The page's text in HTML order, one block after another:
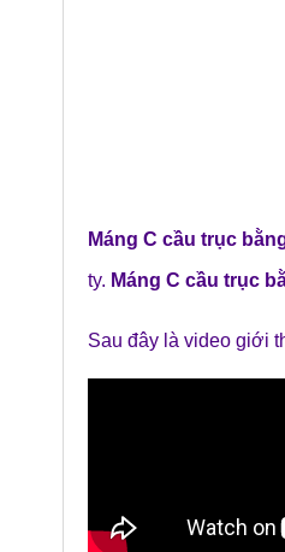
Máng C cầu trục
ty. Máng C cầu trục
Sau đây là video giới